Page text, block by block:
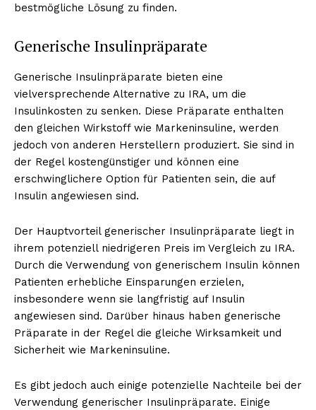
bestmögliche Lösung zu finden.
Generische Insulinpräparate
Generische Insulinpräparate bieten eine
vielversprechende Alternative zu IRA, um die
Insulinkosten zu senken. Diese Präparate enthalten
den gleichen Wirkstoff wie Markeninsuline, werden
jedoch von anderen Herstellern produziert. Sie sind in
der Regel kostengünstiger und können eine
erschwinglichere Option für Patienten sein, die auf
Insulin angewiesen sind.
Der Hauptvorteil generischer Insulinpräparate liegt in
ihrem potenziell niedrigeren Preis im Vergleich zu IRA.
Durch die Verwendung von generischem Insulin können
Patienten erhebliche Einsparungen erzielen,
insbesondere wenn sie langfristig auf Insulin
angewiesen sind. Darüber hinaus haben generische
Präparate in der Regel die gleiche Wirksamkeit und
Sicherheit wie Markeninsuline.
Es gibt jedoch auch einige potenzielle Nachteile bei der
Verwendung generischer Insulinpräparate. Einige